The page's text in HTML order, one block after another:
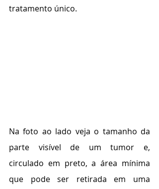
tratamento único.
Na foto ao lado veja o tamanho da
parte visível de um tumor e,
circulado em preto, a área mínima
que pode ser retirada em uma